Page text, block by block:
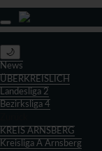
🌙
News
ÜBERKREISLICH
Landesliga 2
Bezirksliga 4
KREIS ARNSBERG
Kreisliga A Arnsberg